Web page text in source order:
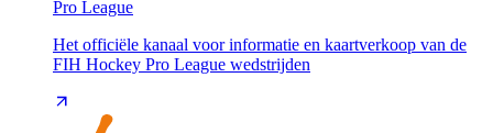
Pro League
Het officiële kanaal voor informatie en kaartverkoop van de
FIH Hockey Pro League wedstrijden